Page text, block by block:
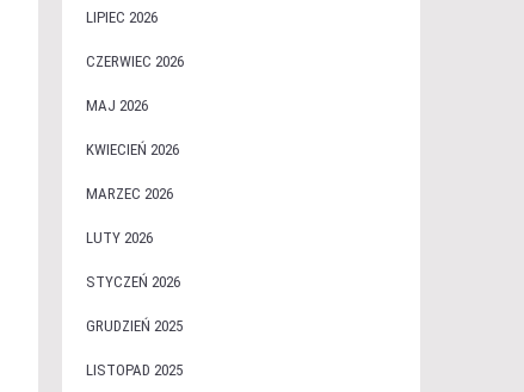
LIPIEC 2026
CZERWIEC 2026
MAJ 2026
KWIECIEŃ 2026
MARZEC 2026
LUTY 2026
STYCZEŃ 2026
GRUDZIEŃ 2025
LISTOPAD 2025